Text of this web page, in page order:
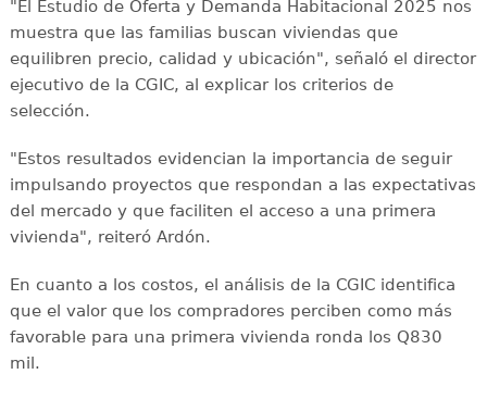
"El Estudio de Oferta y Demanda Habitacional 2025 nos
muestra que las familias buscan viviendas que
equilibren precio, calidad y ubicación", señaló el director
ejecutivo de la CGIC, al explicar los criterios de
selección.
"Estos resultados evidencian la importancia de seguir
impulsando proyectos que respondan a las expectativas
del mercado y que faciliten el acceso a una primera
vivienda", reiteró Ardón.
En cuanto a los costos, el análisis de la CGIC identifica
que el valor que los compradores perciben como más
favorable para una primera vivienda ronda los Q830
mil.